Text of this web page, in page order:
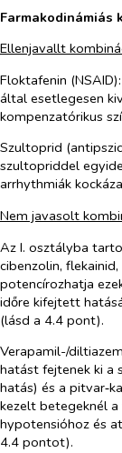
Farmakodinámiás
Ellenjavallt
Floktafenin (NSAID):
által esetlegesen
kompenzatórikus
Szultoprid
szultopriddel
arrhythmiák
Nem javasolt
Az I. osztályba
cibenzolin,
potencírozhatja
időre kifejtett
(lásd a 4.4 pont).
Verapamil-/
hatást fejtenek ki a
hatás) és a
kezelt betegeknél
hypotensióhoz és
4.4 pontot).